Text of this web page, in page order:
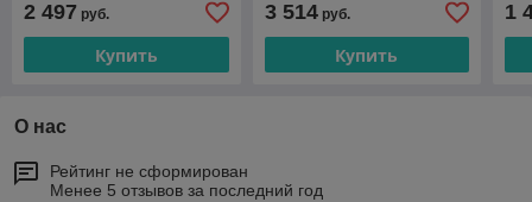
2 497 руб.
Купить
3 514руб.
Купить
1
О нас
Рейтинг не сформирован
Менее 5 отзывов за последний год